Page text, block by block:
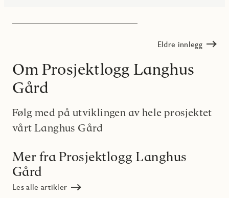
Eldre innlegg
Om Prosjektlogg Langhus
Gård
Følg med på utviklingen av hele prosjektet
vårt Langhus Gård
Mer fra Prosjektlogg Langhus
Gård
Les alle artikler